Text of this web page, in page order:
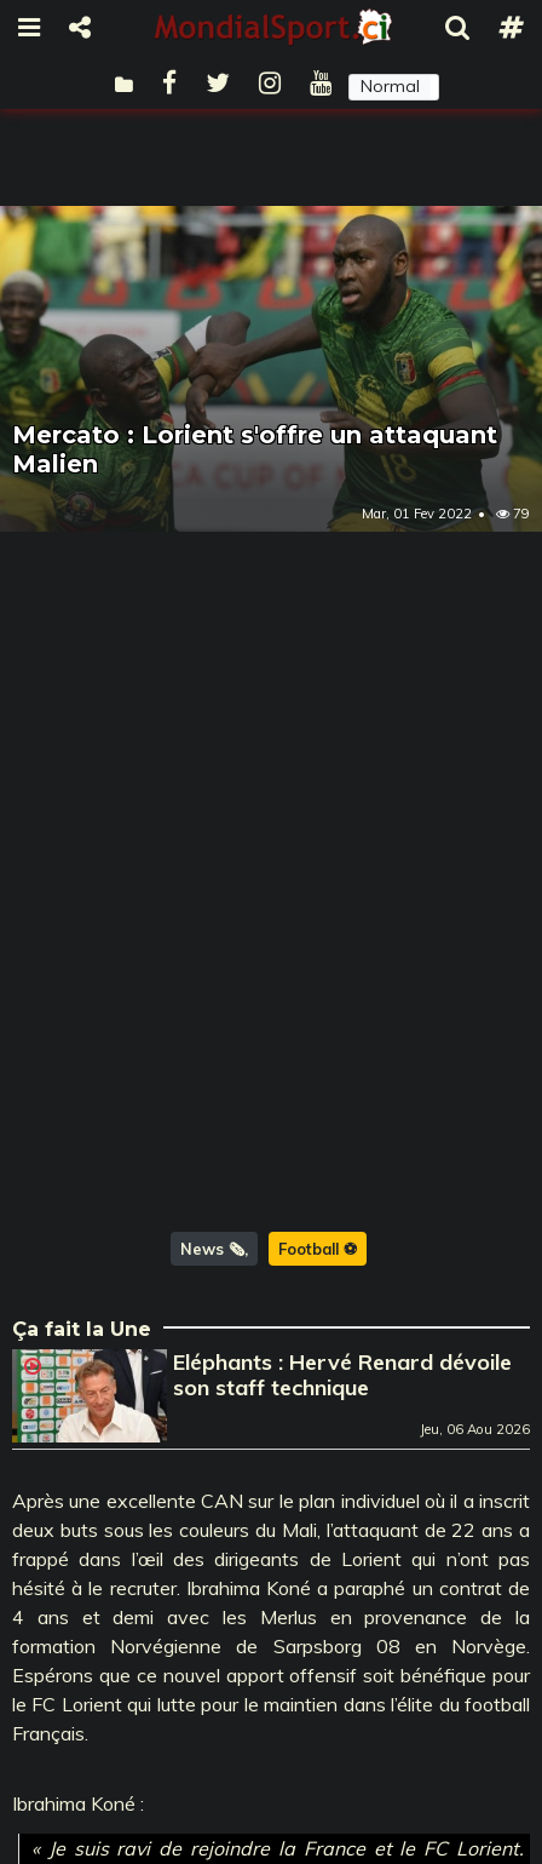
Normal
Mercato : Lorient s'offre un attaquant
Malien
Mar, 01 Fev 2022 79
News 🗞️ Football ⚽️
Ça fait la Une
Eléphants : Hervé Renard dévoile
son staff technique
Jeu, 06 Aou 2026
Après une excellente CAN sur le plan individuel où il a inscrit
deux buts sous les couleurs du Mali, l’attaquant de 22 ans a
frappé dans l’œil des dirigeants de Lorient qui n’ont pas
hésité à le recruter. Ibrahima Koné a paraphé un contrat de
4 ans et demi avec les Merlus en provenance de la
formation Norvégienne de Sarpsborg 08 en Norvège.
Espérons que ce nouvel apport offensif soit bénéfique pour
le FC Lorient qui lutte pour le maintien dans l’élite du football
Français.
Ibrahima Koné :
« Je suis ravi de rejoindre la France et le FC Lorient.